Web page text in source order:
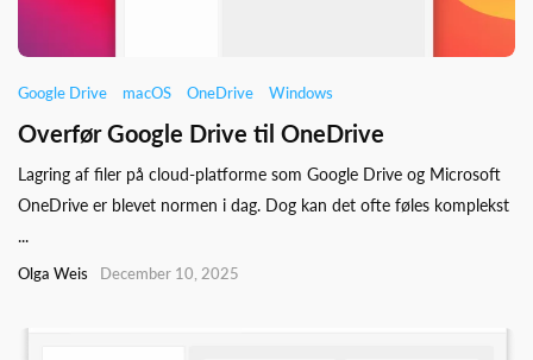
Google Drive macOS OneDrive Windows
Overfør Google Drive til OneDrive
Lagring af filer på cloud-platforme som Google Drive og Microsoft
OneDrive er blevet normen i dag. Dog kan det ofte føles komplekst
...
Olga Weis December 10, 2025